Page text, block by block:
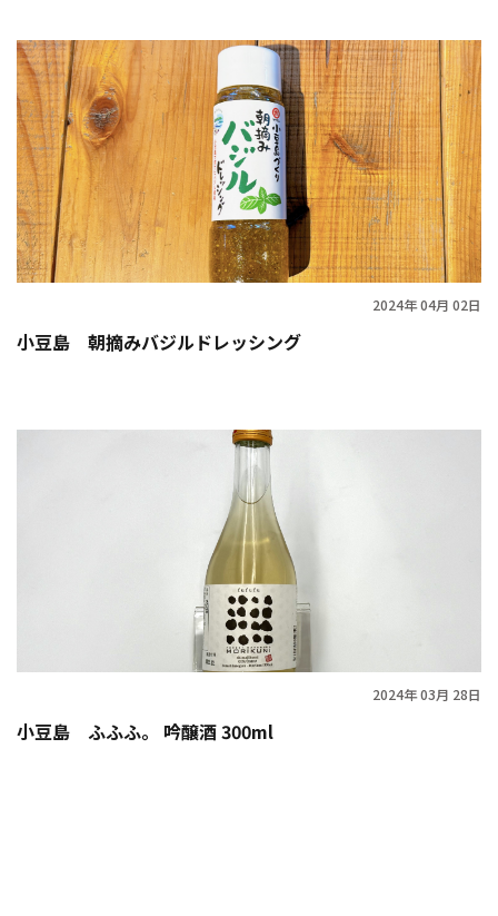
2024年 04月 02日
小豆島 朝摘みバジルドレッシング
2024年 03月 28日
小豆島 ふふふ。 吟醸酒 300ml